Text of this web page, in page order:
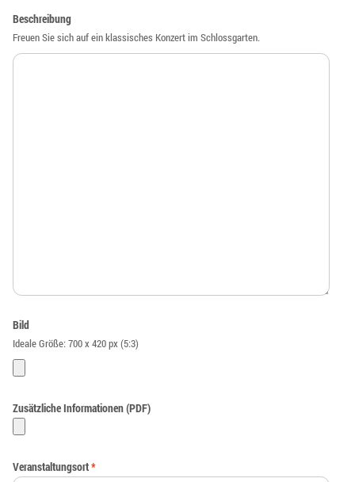
Beschreibung
Freuen Sie sich auf ein klassisches Konzert im Schlossgarten.
Bild
Ideale Größe: 700 x 420 px (5:3)
Zusätzliche Informationen (PDF)
Veranstaltungsort*